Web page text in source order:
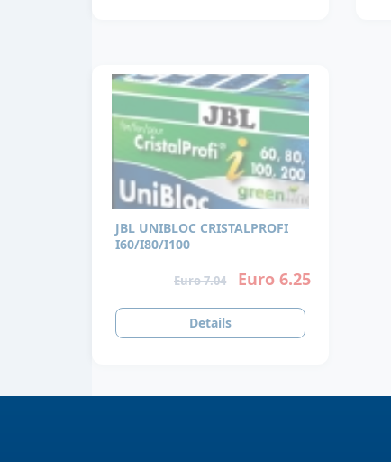
JBL UNIBLOC CRISTALPROFI
I60/I80/I100
Euro 7.04 Euro 6.25
Details